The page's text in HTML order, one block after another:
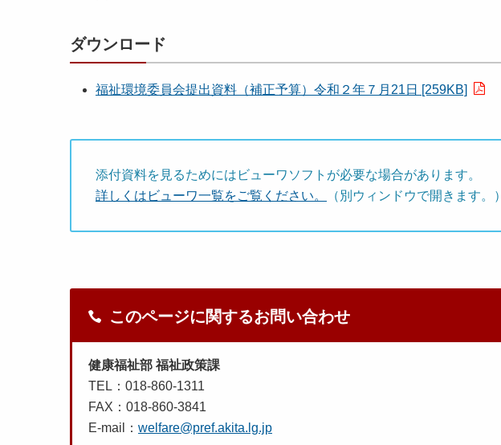
ダウンロード
福祉環境委員会提出資料（補正予算）令和２年７月21日 [259KB]
添付資料を見るためにはビューワソフトが必要な場合があります。
詳しくはビューワ一覧をご覧ください。
（別ウィンドウで開きます。）
このページに関するお問い合わせ
健康福祉部 福祉政策課
TEL：018-860-1311
FAX：018-860-3841
E-mail： welfare@pref.akita.lg.jp